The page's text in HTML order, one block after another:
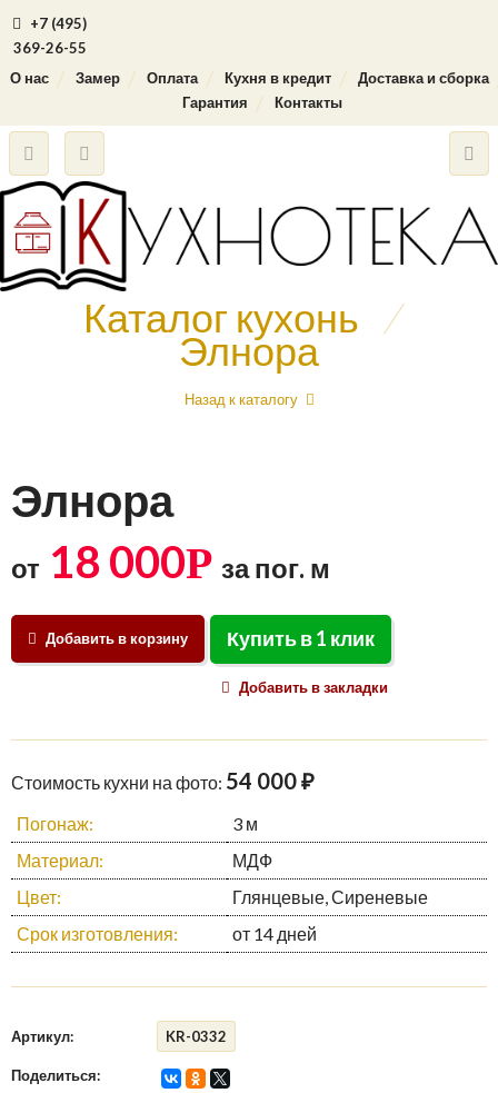
+7 (495)
369-26-55
О нас
Замер Оплата Кухня в кредит
Доставка и сборка
Гарантия
Контакты
Каталог кухонь /
Элнора
Назад к каталогу
Элнора
от 18 000Р за пог. м
Добавить в корзину Купить в 1 клик
Добавить в закладки
Стоимость кухни на фото: 54 000 ₽
Погонаж:
3 м
Материал:
МДФ
Цвет:
Глянцевые, Сиреневые
Срок изготовления:
от 14 дней
Артикул: KR-0332
Поделиться: